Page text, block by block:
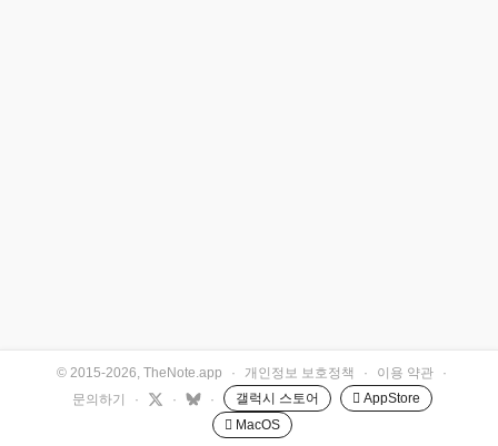
© 2015-2026, TheNote.app · 개인정보 보호정책 · 이용 약관
·
문의하기
· · · 갤럭시 스토어
 AppStore
 MacOS